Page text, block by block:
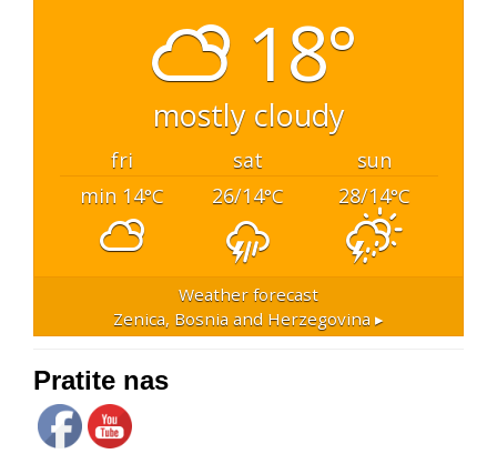
18°
mostly cloudy
fri sat
sun
min 14°C 26/14°C 28/14°C
Weather forecast
Zenica, Bosnia and Herzegovina ▸
Pratite nas